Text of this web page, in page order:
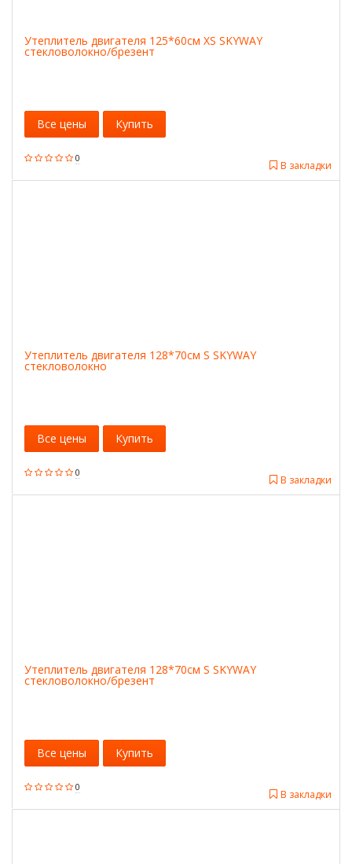
Утеплитель двигателя 125*60см XS SKYWAY
стекловолокно/брезент
0
В закладки
Все цены Купить
Утеплитель двигателя 128*70см S SKYWAY
стекловолокно
0
В закладки
Все цены Купить
Утеплитель двигателя 128*70см S SKYWAY
стекловолокно/брезент
0
В закладки
Все цены Купить